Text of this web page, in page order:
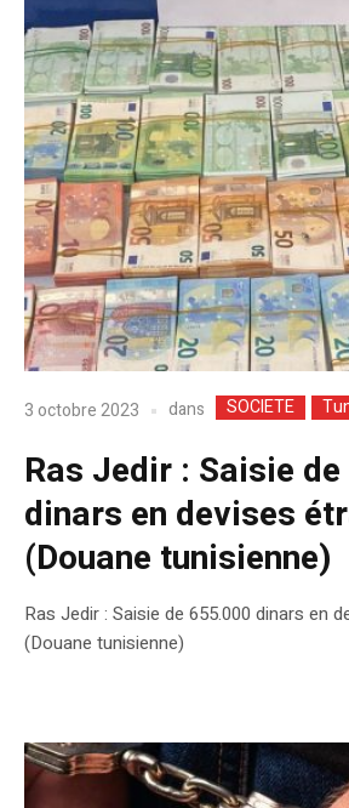
3 octobre 2023 dans SOCIETE
Ras Jedir : Saisie
dinars en devises
(Douane tunisienne)
Ras Jedir : Saisie de 655.000 dinars en
(Douane tunisienne)